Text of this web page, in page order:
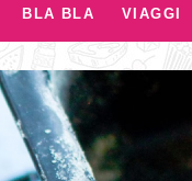
BLA BLA VIAGGI